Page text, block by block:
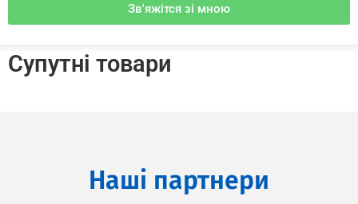
Зв'яжітся зі мною
Супутні товари
Наші партнери